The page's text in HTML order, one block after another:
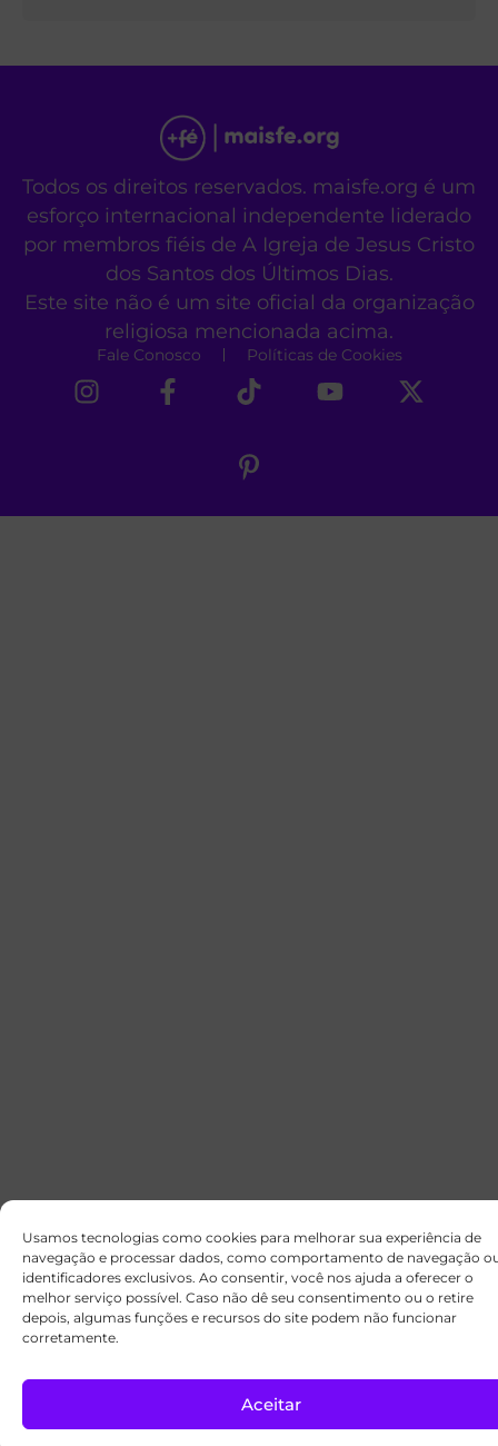
Usamos tecnologias como cookies para melhorar sua experiência de
navegação e processar dados, como comportamento de navegação
identificadores exclusivos. Ao consentir, você nos ajuda a oferecer o
melhor serviço possível. Caso não dê seu consentimento ou o retire
depois, algumas funções e recursos do site podem não funcionar
corretamente.
Aceitar
Todos os direitos reservados. maisfe.org é um
esforço internacional independente liderado
por membros fiéis de A Igreja de Jesus Cristo
dos Santos dos Últimos Dias.
Este site não é um site oficial da organização
religiosa mencionada acima.
Fale Conosco Políticas de Cookies